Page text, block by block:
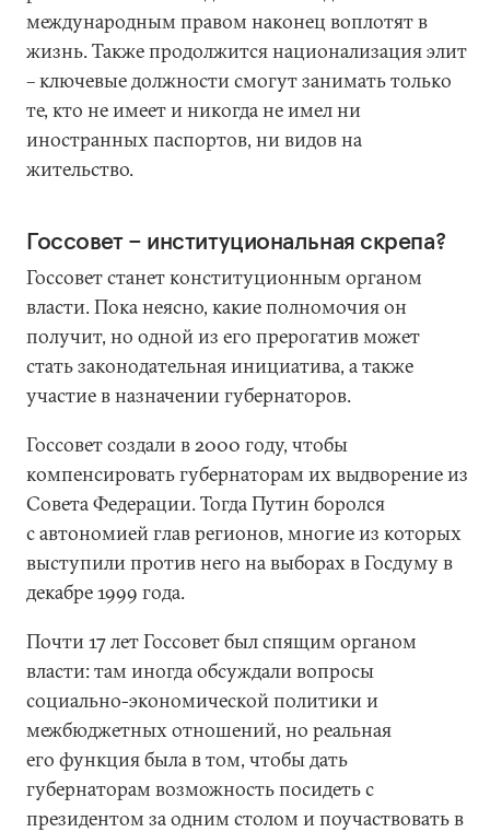
международным правом наконец воплотят в
жизнь. Также продолжится национализация элит
– ключевые должности смогут занимать только
те, кто не имеет и никогда не имел ни
иностранных паспортов, ни видов на
жительство.
Госсовет – институциональная скрепа?
Госсовет станет конституционным органом
власти. Пока неясно, какие полномочия он
получит, но одной из его прерогатив может
стать законодательная инициатива, а также
участие в назначении губернаторов.
Госсовет создали в 2000 году, чтобы
компенсировать губернаторам их выдворение из
Совета Федерации. Тогда Путин боролся
с автономией глав регионов, многие из которых
выступили против него на выборах в Госдуму в
декабре 1999 года.
Почти 17 лет Госсовет был спящим органом
власти: там иногда обсуждали вопросы
социально-экономической политики и
межбюджетных отношений, но реальная
его функция была в том, чтобы дать
губернаторам возможность посидеть с
президентом за одним столом и поучаствовать в